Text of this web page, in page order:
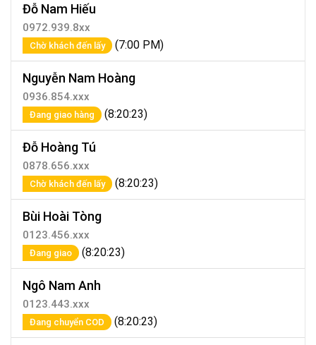
Đỗ Nam Hiếu
0972.939.8xx
Chờ khách đến lấy (7:00 PM)
Nguyễn Nam Hoàng
0936.854.xxx
Đang giao hàng (8:20:23)
Đỗ Hoàng Tú
0878.656.xxx
Chờ khách đến lấy (8:20:23)
Bùi Hoài Tòng
0123.456.xxx
Đang giao (8:20:23)
Ngô Nam Anh
0123.443.xxx
Đang chuyển COD (8:20:23)